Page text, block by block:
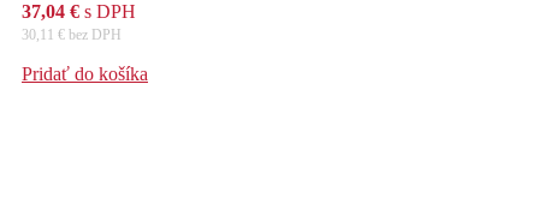
37,04 € s DPH
30,11 € bez DPH
Pridať do košíka